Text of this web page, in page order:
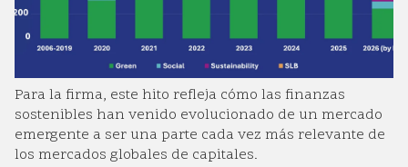
Para la firma, este hito refleja cómo las finanzas
sostenibles han venido evolucionado de un mercado
emergente a ser una parte cada vez más relevante de
los mercados globales de capitales.